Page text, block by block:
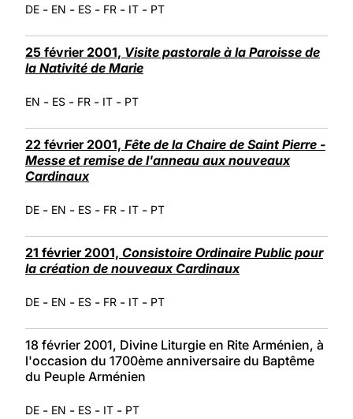
DE - EN - ES - FR - IT - PT
25 février 2001, Visite pastorale à la Paroisse de
la Nativité de Marie
EN - ES - FR - IT - PT
22 février 2001, Fête de la Chaire de Saint Pierre -
Messe et remise de l'anneau aux nouveaux
Cardinaux
DE - EN - ES - FR - IT - PT
21 février 2001, Consistoire Ordinaire Public pour
la création de nouveaux Cardinaux
DE - EN - ES - FR - IT - PT
18 février 2001, Divine Liturgie en Rite Arménien, à
l'occasion du 1700ème anniversaire du Baptême
du Peuple Arménien
DE - EN - ES - IT - PT